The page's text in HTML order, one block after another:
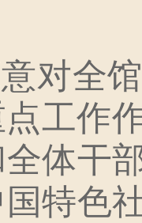
对全
点工作
体干
特色